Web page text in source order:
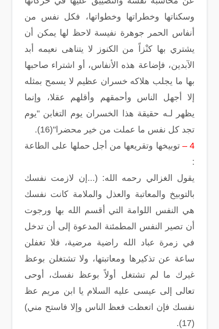
وسكناتها وخطراتها وخطواتها، فكل نفس من
أنفاس الحمر جوهرة نفيسة لاحظ لها يمكن أن
يشتري بها كنْزاً من الكنوز لا يتناهى نعيمه أبد
الآبدين، فإضاعة هذه الأنفاس، أو اشتراء صاحبها
بها ما يجلب هلاكه خسران عظيم لا يسمح بمثله
إلا أجهل الناس وأحمقهم وأقلهم عقلا، وإنما
يظهر لـه حقيقة هذا الخسران يوم التغابن "يوم
تجد كل نفس ما عملت من خير محضرا"(16).
4 –
توبيخها وتقريعها من أجل حملها على الطاعة
:
يقول الغزالي رحمه الله: (...إن لازمت نفسك
بالتوبيخ والمعاتبة والعذل والملامة كانت نفسك
هي النفس اللوامة التي أقسم الله بها ورجوت
أن تصير النفس المطمئنة المدعوة إلى أن تدخل
في زمرة عباد الله راضية مرضية، فلا تغفلن
ساعة عن تذكيرها ومعاتبتها، ولا تشتغلن بوعظ
غيرك ما لم تشتغل أولاً بوعظ نفسك، أوحى
تعالى إلى عيسى عليه السلام يا ابن مريم عظ
نفسك فإن اتعظت فعظ الناس وإلا فاستح مني)
(17).